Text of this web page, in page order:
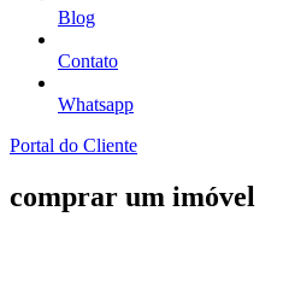
Blog
Contato
Whatsapp
Portal do Cliente
comprar um imóvel